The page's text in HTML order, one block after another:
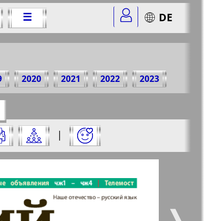
☰ DE
2020 2021 2022 2023
|
и нажмите на нее:
5